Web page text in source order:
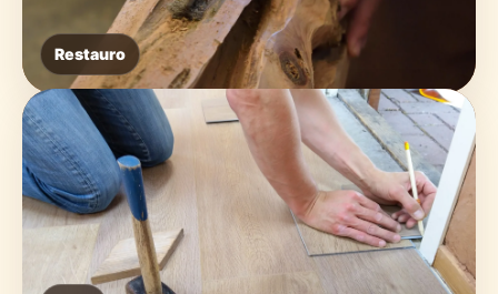
Restauro